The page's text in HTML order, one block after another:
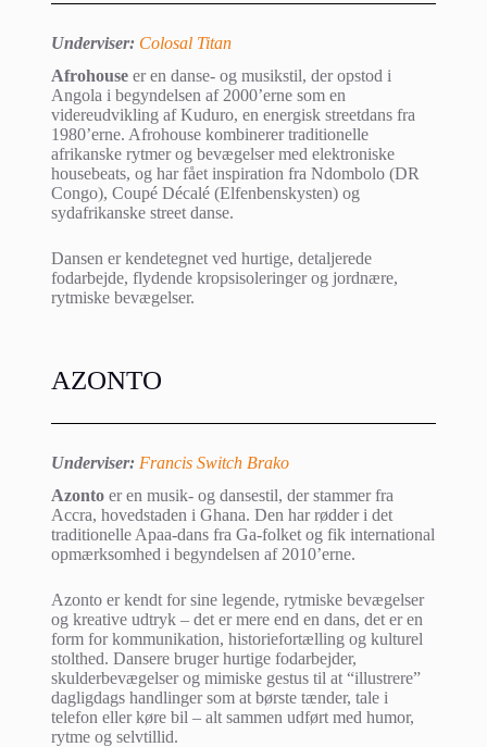
Underviser: Colosal Titan
Afrohouseer en danse- og musikstil, der opstod i
Angola i begyndelsen af 2000’erne som en
videreudvikling af Kuduro, en energisk streetdans fra
1980’erne. Afrohouse kombinerer traditionelle
afrikanske rytmer og bevægelser med elektroniske
housebeats, og har fået inspiration fra Ndombolo (DR
Congo), Coupé Décalé (Elfenbenskysten) og
sydafrikanske street danse.
Dansen er kendetegnet ved hurtige, detaljerede
fodarbejde, flydende kropsisoleringer og jordnære,
rytmiske bevægelser.
AZONTO
Underviser: Francis Switch Brako
Azontoer en musik- og dansestil, der stammer fra
Accra, hovedstaden i Ghana. Den har rødder i det
traditionelle Apaa-dans fra Ga-folket og fik international
opmærksomhed i begyndelsen af 2010’erne.
Azonto er kendt for sine legende, rytmiske bevægelser
og kreative udtryk – det er mere end en dans, det er en
form for kommunikation, historiefortælling og kulturel
stolthed. Dansere bruger hurtige fodarbejder,
skulderbevægelser og mimiske gestus til at “illustrere”
dagligdags handlinger som at børste tænder, tale i
telefon eller køre bil – alt sammen udført med humor,
rytme og selvtillid.